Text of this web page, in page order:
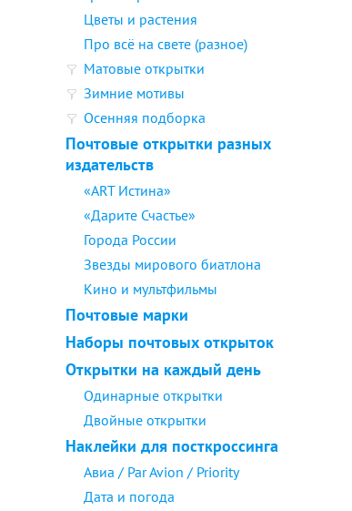
Цветы и растения
Про всё на свете (разное)
Матовые открытки
Зимние мотивы
Осенняя подборка
Почтовые открытки разных
издательств
«ART Истина»
«Дарите Счастье»
Города России
Звезды мирового биатлона
Кино и мультфильмы
Почтовые марки
Наборы почтовых открыток
Открытки на каждый день
Одинарные открытки
Двойные открытки
Наклейки для посткроссинга
Авиа / Par Avion / Priority
Дата и погода